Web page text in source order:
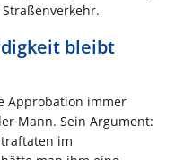
bleibt
Approbation immer
Mann. Sein Argument:
im